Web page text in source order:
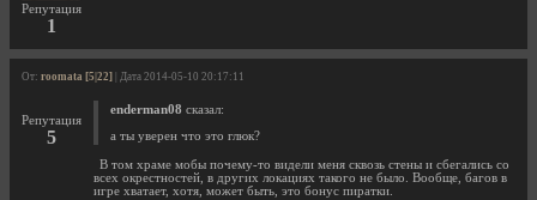
Репутация
1
От: roomata [5|22] | Дата 2014-05-10 20:17:11
Репутация
5
enderman08 сказал:
а ты уверен что это глюк?
В том храме мобы почему-то видели меня сквозь стены и сбегались со
всех окрестностей, в других локациях такого не было. Вообще, багов в
игре хватает, хотя, может быть, это бонус пиратки.